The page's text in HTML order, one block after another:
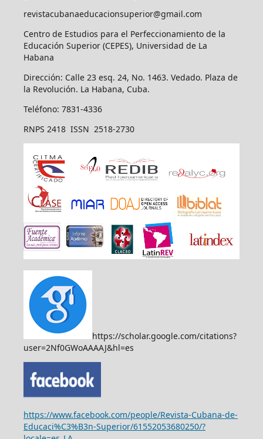
revistacubanaeducacionsuperior@gmail.com
Centro de Estudios para el Perfeccionamiento de la
Educación Superior (CEPES), Universidad de La
Habana
Dirección: Calle 23 esq. 24, No. 1463. Vedado. Plaza de
la Revolución. La Habana, Cuba.
Teléfono: 7831-4336
RNPS 2418 ISSN 2518-2730
https://scholar.google.com/citations?
user=2Nf0GWoAAAAJ&hl=es
https://www.facebook.com/people/Revista-Cubana-de-
Educaci%C3%B3n-Superior/61552053680250/?